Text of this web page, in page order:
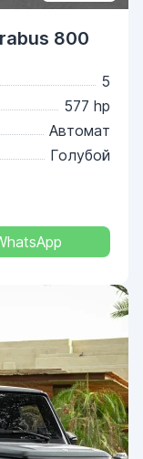
800
5
577 hp
Автомат
Голубой